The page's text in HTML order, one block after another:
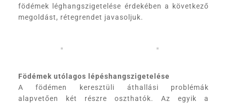
födémek léghangszigetelése érdekében a következő
megoldást, rétegrendet javasoljuk.
Födémek utólagos lépéshangszigetelése
A födémen keresztüli áthallási problémák
alapvetően két részre oszthatók. Az egyik a